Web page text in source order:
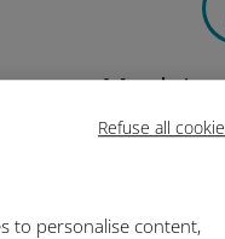
Refuse all
to personalise content,
Maak je
om uw data-
saldo te